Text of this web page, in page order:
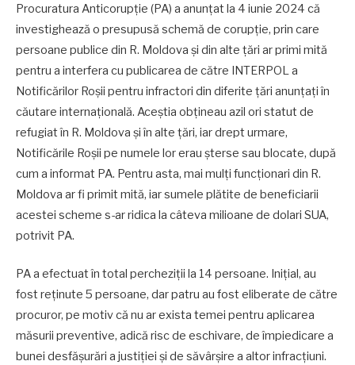
Procuratura Anticorupție (PA) a anunțat la 4 iunie 2024 că
investighează o presupusă schemă de corupție, prin care
persoane publice din R. Moldova și din alte țări ar primi mită
pentru a interfera cu publicarea de către INTERPOL a
Notificărilor Roșii pentru infractori din diferite țări anunțați în
căutare internațională. Aceștia obțineau azil ori statut de
refugiat în R. Moldova și în alte țări, iar drept urmare,
Notificările Roșii pe numele lor erau șterse sau blocate, după
cum a informat PA. Pentru asta, mai mulți funcționari din R.
Moldova ar fi primit mită, iar sumele plătite de beneficiarii
acestei scheme s-ar ridica la câteva milioane de dolari SUA,
potrivit PA.
PA a efectuat în total percheziții la 14 persoane. Inițial, au
fost reținute 5 persoane, dar patru au fost eliberate de către
procuror, pe motiv că nu ar exista temei pentru aplicarea
măsurii preventive, adică risc de eschivare, de împiedicare a
bunei desfășurări a justiției și de săvârșire a altor infracțiuni.